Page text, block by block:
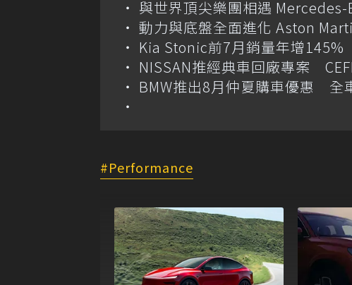
與世界頂尖樂團相遇
動力與底盤全面進化 Aston
Kia Stonic前7月銷量年增
NISSAN推經典車回廠專案
BMW推出8月仲夏購車優惠 全
Performance